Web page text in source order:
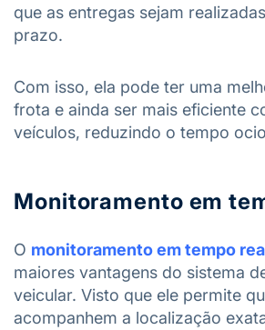
que as entregas sejam
prazo.
Com isso, ela pode ter uma
frota e ainda ser mais eficiente
veículos, reduzindo o tempo
Monitoramento em
O monitoramento em tempo
maiores vantagens do sistema
veicular. Visto que ele permite
acompanhem a localização